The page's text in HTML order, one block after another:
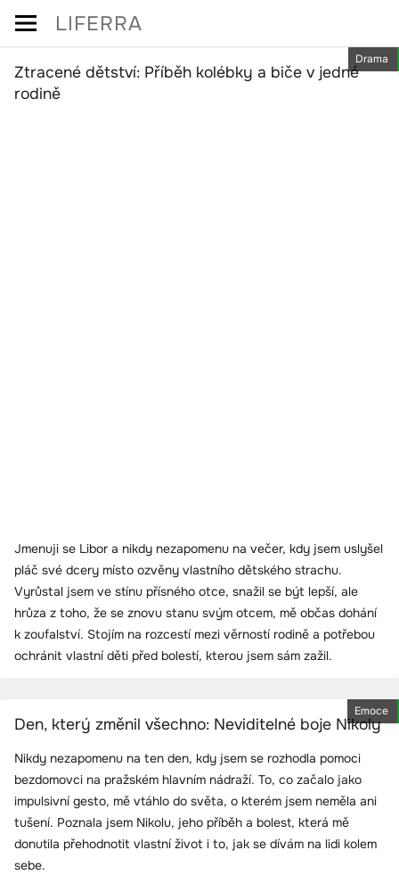
Skip
content
LIFERRA
Drama
Ztracené dětství: Příběh kolébky a biče v jedné
rodině
Jmenuji se Libor a nikdy nezapomenu na večer, kdy jsem uslyšel
pláč své dcery místo ozvěny vlastního dětského strachu.
Vyrůstal jsem ve stínu přísného otce, snažil se být lepší, ale
hrůza z toho, že se znovu stanu svým otcem, mě občas dohání
k zoufalství. Stojím na rozcestí mezi věrností rodině a potřebou
ochránit vlastní děti před bolestí, kterou jsem sám zažil.
Emoce
Den, který změnil všechno: Neviditelné boje Nikoly
Nikdy nezapomenu na ten den, kdy jsem se rozhodla pomoci
bezdomovci na pražském hlavním nádraží. To, co začalo jako
impulsivní gesto, mě vtáhlo do světa, o kterém jsem neměla ani
tušení. Poznala jsem Nikolu, jeho příběh a bolest, která mě
donutila přehodnotit vlastní život i to, jak se dívám na lidi kolem
sebe.